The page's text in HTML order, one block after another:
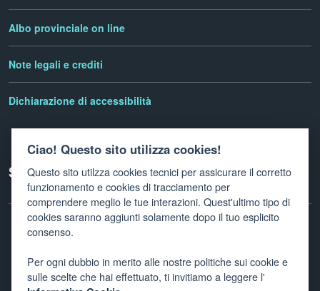
Albo provinciale on line
Note legali e crediti
Dichiarazione di accessibilità
Seguici su
Facebook
Ciao! Questo sito utilizza cookies!
Questo sito utilzza cookies tecnici per assicurare il corretto
funzionamento e cookies di tracciamento per
comprendere meglio le tue interazioni. Quest'ultimo tipo di
cookies saranno aggiunti solamente dopo il tuo esplicito
consenso.
Per ogni dubbio in merito alle nostre politiche sui cookie e
sulle scelte che hai effettuato, ti invitiamo a leggere l'